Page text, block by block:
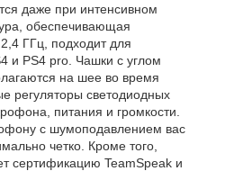
даже при интенсивном
обеспечивающая
ГГц, подходит для
и PS4 pro. Чашки с углом
на шее во время
регуляторы светодиодных
питания и громкости.
с шумоподавлением вас
четко. Кроме того,
сертификацию TeamSpeak и